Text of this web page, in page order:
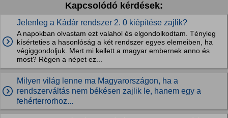
Kapcsolódó kérdések:
Jelenleg a Kádár rendszer 2. 0 kiépítése zajlik?
A napokban olvastam ezt valahol és elgondolkodtam. Tényleg
kísérteties a hasonlóság a két rendszer egyes elemeiben, ha
végiggondoljuk. Mert mi kellett a magyar embernek anno és
most? Régen a népet ez...
Milyen világ lenne ma Magyarországon, ha a
rendszerváltás nem békésen zajlik le, hanem egy a
fehérterrorhoz...